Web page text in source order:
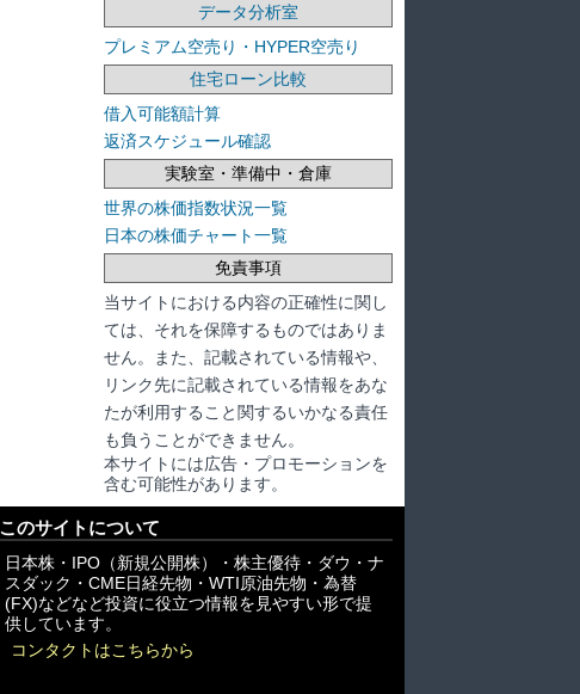
データ分析室
プレミアム空売り・HYPER空売り
住宅ローン比較
借入可能額計算
返済スケジュール確認
実験室・準備中・倉庫
世界の株価指数状況一覧
日本の株価チャート一覧
免責事項
当サイトにおける内容の正確性に関し
ては、それを保障するものではありま
せん。また、記載されている情報や、
リンク先に記載されている情報をあな
たが利用すること関するいかなる責任
も負うことができません。
本サイトには広告・プロモーションを
含む可能性があります。
このサイトについて
日本株・IPO（新規公開株）・株主優待・ダウ・ナ
スダック・CME日経先物・WTI原油先物・為替
(FX)などなど投資に役立つ情報を見やすい形で提
供しています。
コンタクトはこちらから